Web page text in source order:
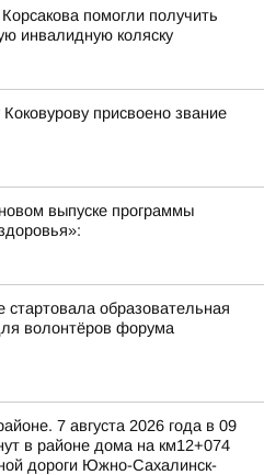
помогли получить
инвалидную коляску
Коковурову присвоено звание
выпуске программы
образовательная
волонтёров форума
7 августа 2026 года в 09
в районе дома на км12+074
дороги Южно-Сахалинск-